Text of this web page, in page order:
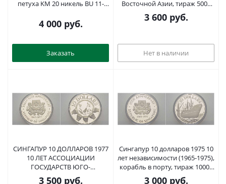
петуха KM 20 никель BU 11-
4 000руб.
Заказать
Восточной Азии, тираж 5000
экземпляров, в оригинальной
коробке, запайка KM 10
3 600руб.
Нет в наличии
СИНГАПУР 10 ДОЛЛАРОВ 1977
10 ЛЕТ АССОЦИАЦИИ
ГОСУДАРСТВ ЮГО-
ВОСТОЧНОЙ АЗИИ (ASEAN)
3 500руб.
Сингапур 10 долларов 1975 10
лет независимости (1965-1975),
корабль в порту, тираж 10000
экз., вес 31,1 г., проба 500, в
3 000руб.